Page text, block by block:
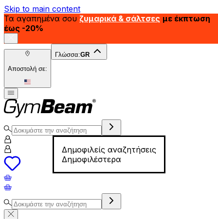
Skip to main content
Τα αγαπημένα σου ζυμαρικά & σάλτσες με έκπτωση
έως -20%
Αποστολή σε:
Γλώσσα:GR
Δημοφιλείς αναζητήσεις
Δημοφιλέστερα